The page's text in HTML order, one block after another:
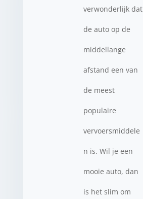
verwonderlijk dat
de auto op de
middellange
afstand een van
de meest
populaire
vervoersmiddele
n is. Wil je een
mooie auto, dan
is het slim om